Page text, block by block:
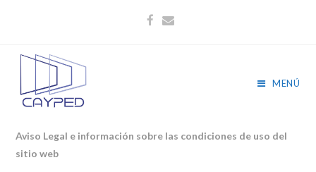
MENÚ
Aviso Legal e información sobre las condiciones de uso del
sitio web